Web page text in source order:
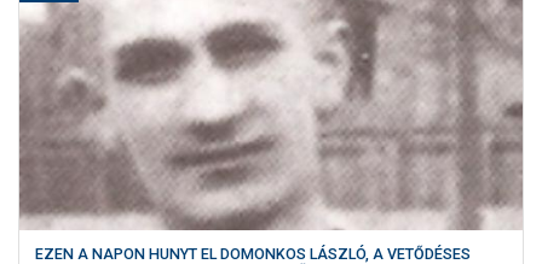
EZEN A NAPON HUNYT EL DOMONKOS LÁSZLÓ, A VETŐDÉSES